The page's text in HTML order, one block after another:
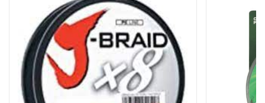
د.ت768,000
Canne Sunset Secret Cove 420 Cm 100
– 300 G
Cannes ,Surfcasting
د.ت
د.ت673,000